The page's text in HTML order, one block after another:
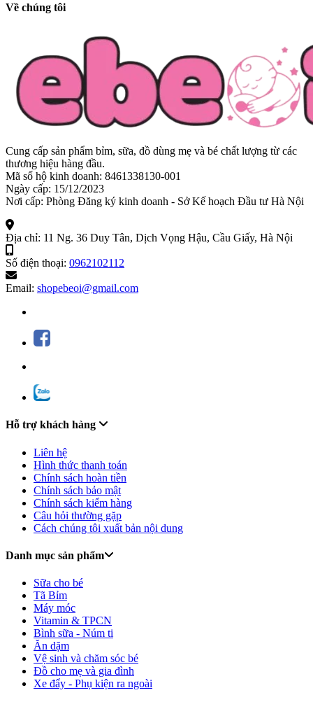
Về chúng tôi
Cung cấp sản phẩm bỉm, sữa, đồ dùng mẹ và bé chất lượng từ các
thương hiệu hàng đầu.
Mã số hộ kinh doanh: 8461338130-001
Ngày cấp: 15/12/2023
Nơi cấp: Phòng Đăng ký kinh doanh - Sở Kế hoạch Đầu tư Hà Nội
Địa chỉ: 11 Ng. 36 Duy Tân, Dịch Vọng Hậu, Cầu Giấy, Hà Nội
Số điện thoại: 0962102112
Email: shopebeoi@gmail.com
Hỗ trợ khách hàng
Liên hệ
Hình thức thanh toán
Chính sách hoàn tiền
Chính sách bảo mật
Chính sách kiểm hàng
Câu hỏi thường gặp
Cách chúng tôi xuất bản nội dung
Danh mục sản phẩm
Sữa cho bé
Tã Bỉm
Máy móc
Vitamin & TPCN
Bình sữa - Núm ti
Ăn dặm
Vệ sinh và chăm sóc bé
Đồ cho mẹ và gia đình
Xe đẩy - Phụ kiện ra ngoài